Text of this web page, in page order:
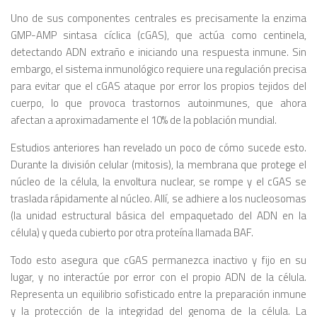
Uno de sus componentes centrales es precisamente la enzima
GMP-AMP sintasa cíclica (cGAS), que actúa como centinela,
detectando ADN extraño e iniciando una respuesta inmune. Sin
embargo, el sistema inmunológico requiere una regulación precisa
para evitar que el cGAS ataque por error los propios tejidos del
cuerpo, lo que provoca trastornos autoinmunes, que ahora
afectan a aproximadamente el 10% de la población mundial.
Estudios anteriores han revelado un poco de cómo sucede esto.
Durante la división celular (mitosis), la membrana que protege el
núcleo de la célula, la envoltura nuclear, se rompe y el cGAS se
traslada rápidamente al núcleo. Allí, se adhiere a los nucleosomas
(la unidad estructural básica del empaquetado del ADN en la
célula) y queda cubierto por otra proteína llamada BAF.
Todo esto asegura que cGAS permanezca inactivo y fijo en su
lugar, y no interactúe por error con el propio ADN de la célula.
Representa un equilibrio sofisticado entre la preparación inmune
y la protección de la integridad del genoma de la célula. La